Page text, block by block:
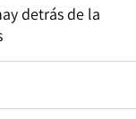
detrás de la